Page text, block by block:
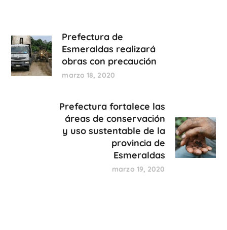
Prefectura de
Esmeraldas realizará
obras con precaución
marzo 18, 2020
Prefectura fortalece las
áreas de conservación
y uso sustentable de la
provincia de
Esmeraldas
marzo 19, 2020